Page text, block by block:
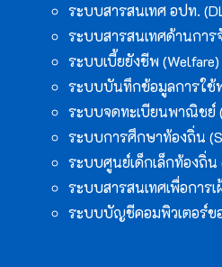
ระบบสารสนเทศ อปท.
ระบบสารสนเทศด้านการ
ระบบเบี้ยยังชีพ (Welfare)
ระบบบันทึกข้อมูลการใช้
ระบบจดทะเบียนพาณิชย์
ระบบการศึกษาท้องถิ่น
ระบบศูนย์เด็กเล็กท้องถิ่น
ระบบสารสนเทศเพื่อการ
ระบบบัญชีคอมพิวเตอร์ข